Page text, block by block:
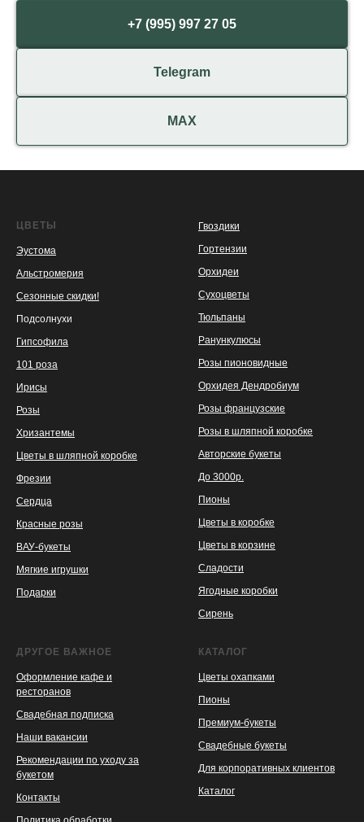
+7 (995) 997 27 05
Telegram
МАХ
ЦВЕТЫ
Эустома
Альстромерия
Сезонные скидки!
Подсолнухи
Гипсофила
101 роза
Ирисы
Розы
Хризантемы
Цветы в шляпной коробке
Фрезии
Сердца
Красные розы
ВАУ-букеты
Мягкие игрушки
Подарки
Гвоздики
Гортензии
Орхидеи
Сухоцветы
Тюльпаны
Ранункулюсы
Розы пионовидные
Орхидея Дендробиум
Розы французские
Розы в шляпной коробке
Авторские букеты
До 3000р.
Пионы
Цветы в коробке
Цветы в корзине
Сладости
Ягодные коробки
Сирень
ДРУГОЕ ВАЖНОЕ
Оформление кафе и
ресторанов
Свадебная подписка
Наши вакансии
Рекомендации по уходу за
букетом
Контакты
КАТАЛОГ
Цветы охапками
Пионы
Премиум-букеты
Свадебные букеты
Для корпоративных клиентов
Каталог